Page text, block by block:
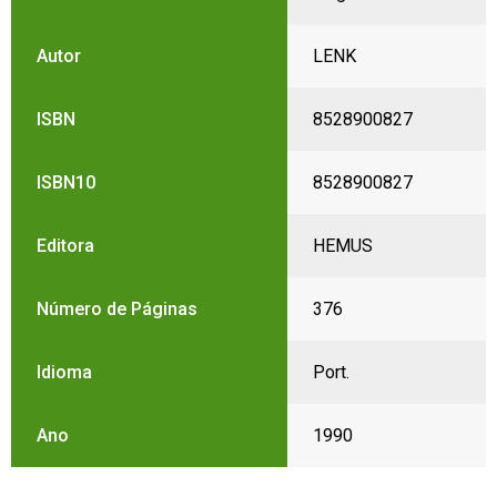
Autor LENK
ISBN 8528900827
ISBN10 8528900827
Editora HEMUS
Número de Páginas 376
Idioma Port.
Ano 1990